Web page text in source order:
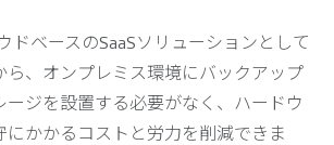
ドベースのSaaSソリューションとして
ら、オンプレミス環境にバックアップ
ージを設置する必要がなく、ハードウ
にかかるコストと労力を削減できま